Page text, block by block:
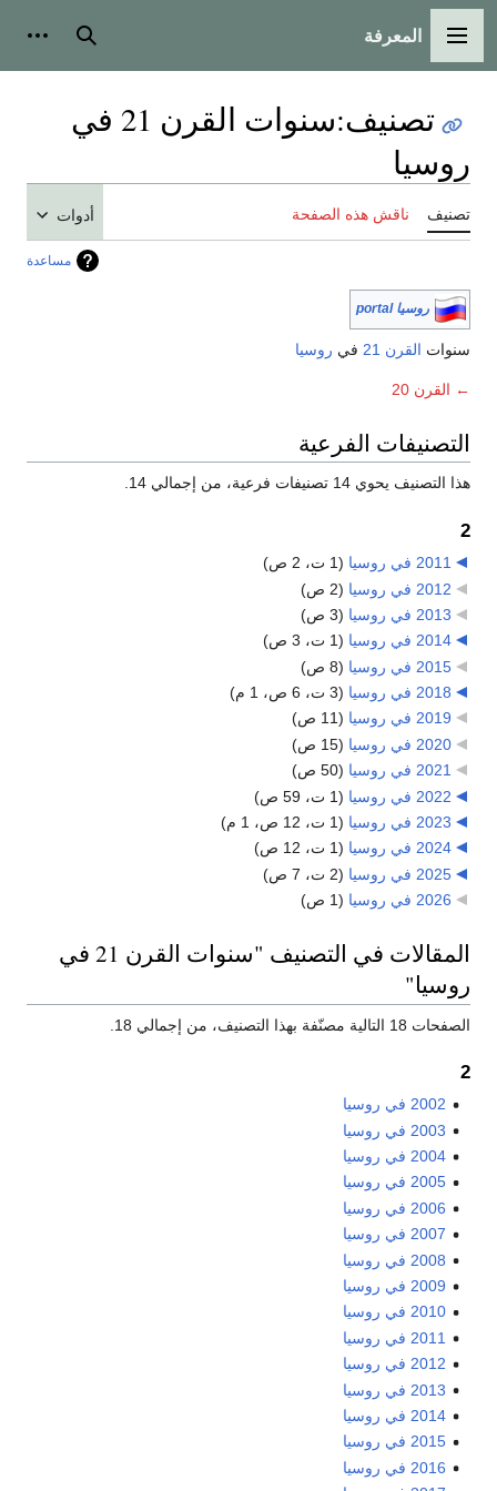
القائمة الرئيسية
المعرفة بحث
تصنيف:
سنوات القرن 21 في
روسيا
تصنيف ناقش هذه الصفحة أدوات
مساعدة
روسيا portal
سنوات القرن 21 في روسيا
← القرن 20
التصنيفات الفرعية
هذا التصنيف يحوي 14 تصنيفات فرعية، من إجمالي 14.
2
2011 في روسيا
(1 ت، 2 ص)
2012 في روسيا
(2 ص)
2013 في روسيا
(3 ص)
2014 في روسيا
(1 ت، 3 ص)
2015 في روسيا
(8 ص)
2018 في روسيا
(3 ت، 6 ص، 1 م)
2019 في روسيا
(11 ص)
2020 في روسيا
(15 ص)
2021 في روسيا
(50 ص)
2022 في روسيا
(1 ت، 59 ص)
2023 في روسيا
(1 ت، 12 ص، 1 م)
2024 في روسيا
(1 ت، 12 ص)
2025 في روسيا
(2 ت، 7 ص)
2026 في روسيا
(1 ص)
المقالات في التصنيف "سنوات القرن 21 في
روسيا"
الصفحات 18 التالية مصنّفة بهذا التصنيف، من إجمالي 18.
2
2002 في روسيا
2003 في روسيا
2004 في روسيا
2005 في روسيا
2006 في روسيا
2007 في روسيا
2008 في روسيا
2009 في روسيا
2010 في روسيا
2011 في روسيا
2012 في روسيا
2013 في روسيا
2014 في روسيا
2015 في روسيا
2016 في روسيا